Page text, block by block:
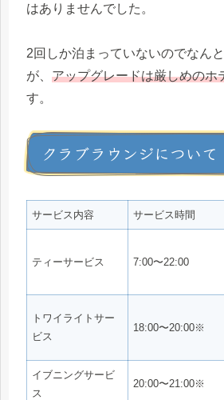
はありませんでした。
2回しか泊まっていないのでなん
が、 アップグレードは厳しめのホ
す。
クラブラウンジについ
サービス内容 サービス時間
ティーサービス 7:00〜22:00
トワイライトサー
ビス
18:00〜20:00※
イブニングサービ
ス
20:00〜21:00※